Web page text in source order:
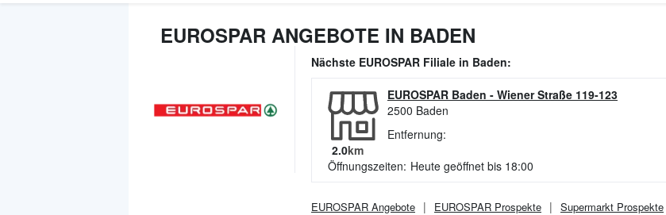
EUROSPAR ANGEBOTE IN BADEN
Nächste EUROSPAR Filiale in Baden:
EUROSPAR Baden - Wiener Straße 119-123
2500 Baden
Entfernung:
2.0km
Öffnungszeiten: Heute geöffnet bis 18:00
EUROSPAR Angebote EUROSPAR Prospekte Supermarkt Prospekte